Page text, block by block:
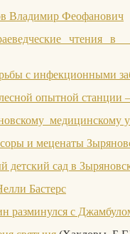
Владимир Феофанович
чтения в
с инфекционными
опытной станции
медицинскому
и меценаты
детский сад в
Бастерс
разминулся с